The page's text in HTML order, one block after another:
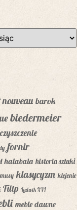
barok
biedermeier
czyszczenie
fornir
halabala historia sztuki
klasycyzm klejenie
Filip Ludwik XVI
meble dawne